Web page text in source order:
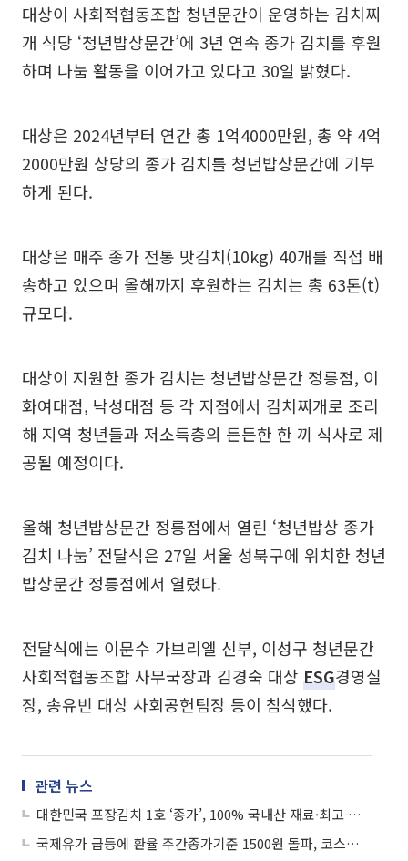
대상이 사회적협동조합 청년문간이 운영하는 김치찌
개 식당 ‘청년밥상문간’에 3년 연속 종가 김치를 후원
하며 나눔 활동을 이어가고 있다고 30일 밝혔다.
대상은 2024년부터 연간 총 1억4000만원, 총 약 4억
2000만원 상당의 종가 김치를 청년밥상문간에 기부
하게 된다.
대상은 매주 종가 전통 맛김치(10kg) 40개를 직접 배
송하고 있으며 올해까지 후원하는 김치는 총 63톤(t)
규모다.
대상이 지원한 종가 김치는 청년밥상문간 정릉점, 이
화여대점, 낙성대점 등 각 지점에서 김치찌개로 조리
해 지역 청년들과 저소득층의 든든한 한 끼 식사로 제
공될 예정이다.
올해 청년밥상문간 정릉점에서 열린 ‘청년밥상 종가
김치 나눔’ 전달식은 27일 서울 성북구에 위치한 청년
밥상문간 정릉점에서 열렸다.
전달식에는 이문수 가브리엘 신부, 이성구 청년문간
사회적협동조합 사무국장과 김경숙 대상 ESG경영실
장, 송유빈 대상 사회공헌팀장 등이 참석했다.
관련 뉴스
대한민국 포장김치 1호 ‘종가’, 100% 국내산 재료·최고 수준 위생관리
국제유가 급등에 환율 주간종가기준 1500원 돌파, 코스피 하락